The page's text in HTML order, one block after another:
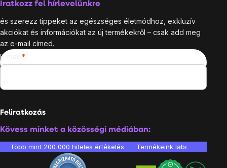
Iratkozz fel hírlevelünkre
és szerezz tippeket az egészséges életmódhoz, exkluzív
akciókat és információkat az új termékekről – csak add meg
az e-mail címed.
E-mail
Feliratkozás
Kövess minket a közösségi médiában:
Több mint 200 000 hiteles értékelés Termékeink